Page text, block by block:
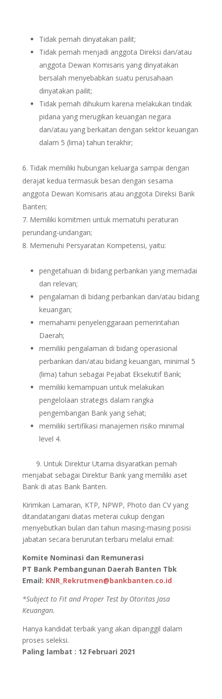
Tidak pernah dinyatakan pailit;
Tidak pernah menjadi anggota Direksi dan/atau
anggota Dewan Komisaris yang dinyatakan
bersalah menyebabkan suatu perusahaan
dinyatakan pailit;
Tidak pernah dihukum karena melakukan tindak
pidana yang merugikan keuangan negara
dan/atau yang berkaitan dengan sektor keuangan
dalam 5 (lima) tahun terakhir;
Tidak memiliki hubungan keluarga sampai dengan
derajat kedua termasuk besan dengan sesama
anggota Dewan Komisaris atau anggota Direksi Bank
Banten;
Memiliki komitmen untuk mematuhi peraturan
perundang-undangan;
Memenuhi Persyaratan Kompetensi, yaitu:
pengetahuan di bidang perbankan yang memadai
dan relevan;
pengalaman di bidang perbankan dan/atau bidang
keuangan;
memahami penyelenggaraan pemerintahan
Daerah;
memiliki pengalaman di bidang operasional
perbankan dan/atau bidang keuangan, minimal 5
(lima) tahun sebagai Pejabat Eksekutif Bank;
memiliki kemampuan untuk melakukan
pengelolaan strategis dalam rangka
pengembangan Bank yang sehat;
memiliki sertifikasi manajemen risiko minimal
level 4.
9. Untuk Direktur Utama disyaratkan pernah
menjabat sebagai Direktur Bank yang memiliki aset
Bank di atas Bank Banten.
Kirimkan Lamaran, KTP, NPWP, Photo dan CV yang
ditandatangani diatas meterai cukup dengan
menyebutkan bulan dan tahun masing-masing posisi
jabatan secara berurutan terbaru melalui email:
Komite Nominasi dan Remunerasi
PT Bank Pembangunan Daerah Banten Tbk
Email: KNR_Rekrutmen@bankbanten.co.id
*Subject to Fit and Proper Test by Otoritas Jasa
Keuangan.
Hanya kandidat terbaik yang akan dipanggil dalam
proses seleksi.
Paling lambat : 12 Februari 2021